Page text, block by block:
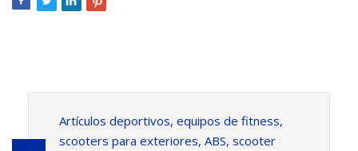
Artículos deportivos, equipos de fitness,
scooters para exteriores, ABS, scooter